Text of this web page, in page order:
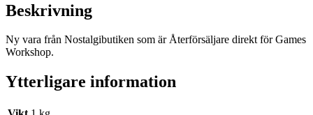
Beskrivning
Ny vara från Nostalgibutiken som är Återförsäljare direkt för Games
Workshop.
Ytterligare information